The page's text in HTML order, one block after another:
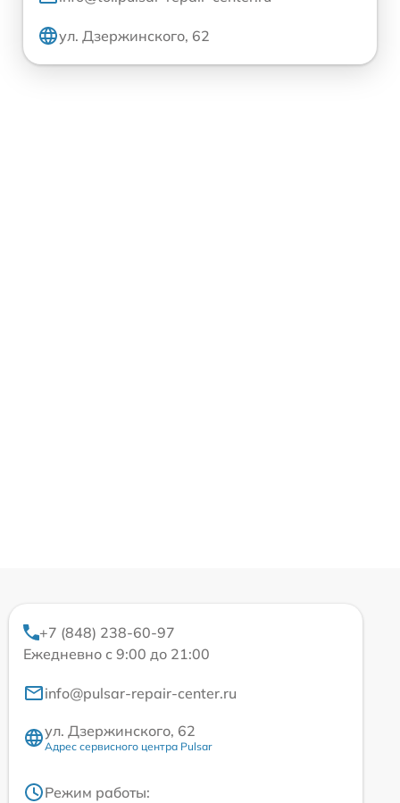
ул. Дзержинского, 62
+7 (848) 238-60-97
Ежедневно с 9:00 до 21:00
info@pulsar-repair-center.ru
ул. Дзержинского, 62
Адрес сервисного центра Pulsar
Режим работы: